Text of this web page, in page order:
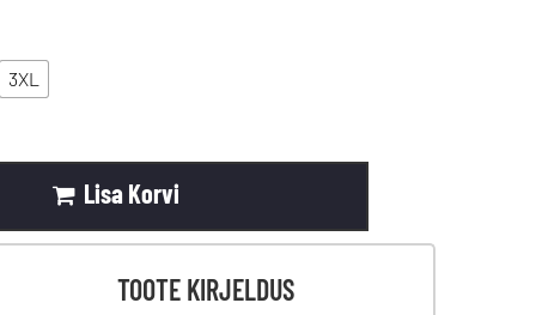
3XL
Lisa Korvi
TOOTE KIRJELDUS